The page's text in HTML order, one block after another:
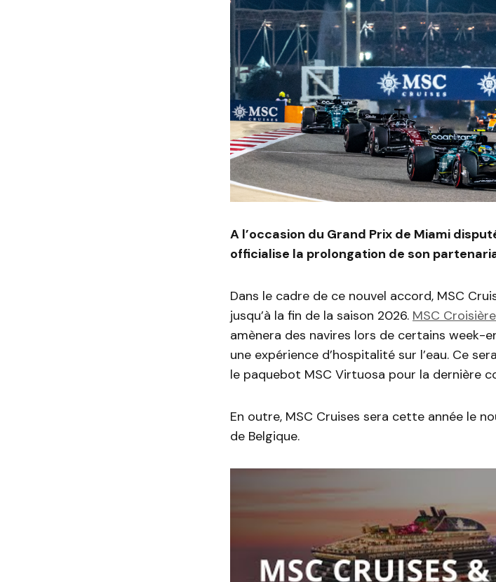
A l’occasion du Grand Prix de Miami
officialise la prolongation de son
Dans le cadre de ce nouvel accord, MSC
jusqu’à la fin de la saison 2026. MSC
amènera des navires lors de certains week-
une expérience d’hospitalité sur l’eau. Ce
le paquebot MSC Virtuosa pour la dernière
En outre, MSC Cruises sera cette année le
de Belgique.